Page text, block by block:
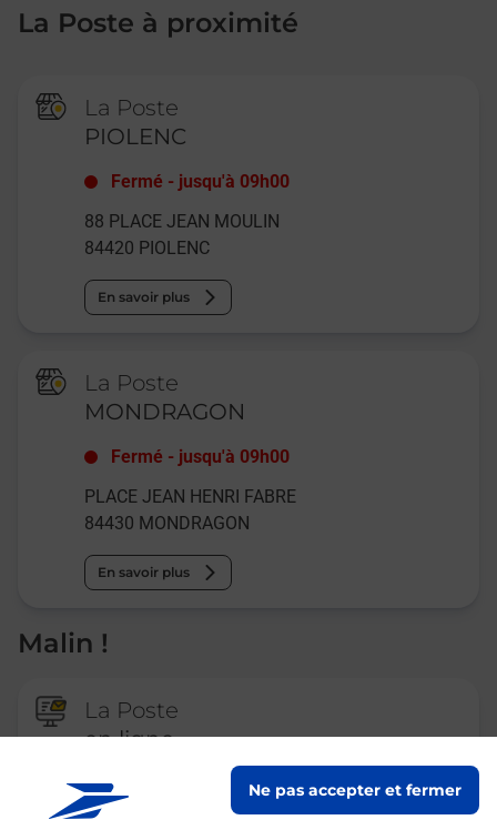
Ne pas accepter et fermer
La Poste à proximité
La Poste
PIOLENC
Fermé - jusqu'à 09h00
88 PLACE JEAN MOULIN
84420 PIOLENC
En savoir plus
La Poste
MONDRAGON
Fermé - jusqu'à 09h00
PLACE JEAN HENRI FABRE
84430 MONDRAGON
En savoir plus
Malin !
La Poste
en ligne
Ouvert 24h/24